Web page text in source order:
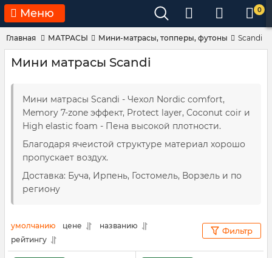
Меню 0
Главная МАТРАСЫ Мини-матрасы, топперы, футоны Scandi
Мини матрасы Scandi
Мини матрасы Scandi - Чехол Nordic comfort,
Memory 7-zone эффект, Protect layer, Coconut coir и
High elastic foam - Пена высокой плотности.
Благодаря ячеистой структуре материал хорошо
пропускает воздух.
Доставка: Буча, Ирпень, Гостомель, Ворзель и по
региону
умолчанию цене
названию
рейтингу
Фильтр